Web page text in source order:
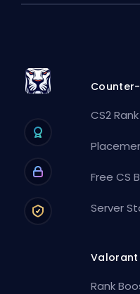
CS2
Free CS
Server
Valorant
Rank